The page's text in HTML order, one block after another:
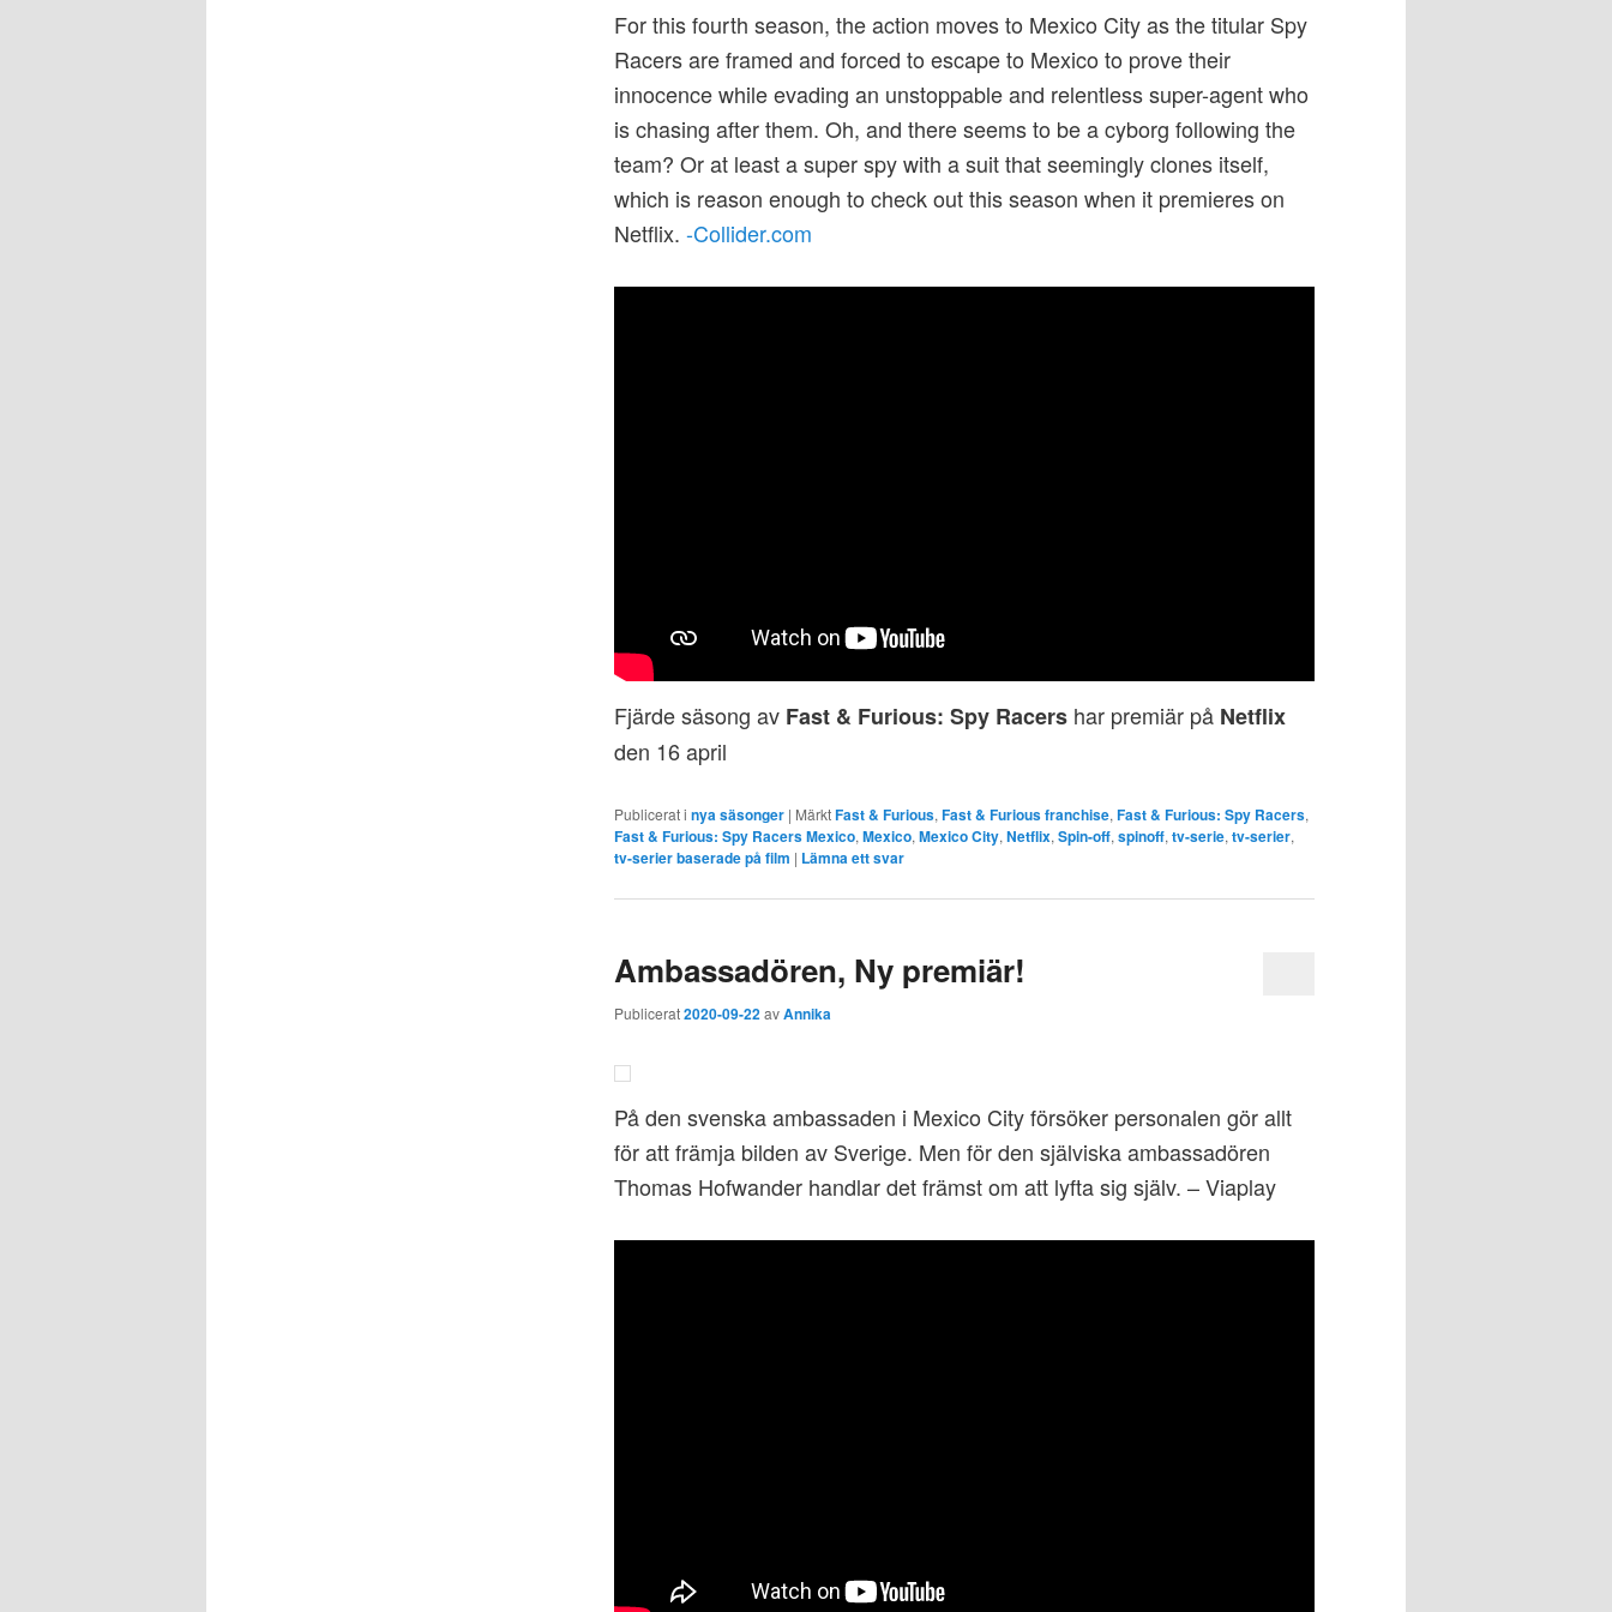
For this fourth season, the action moves to Mexico City as the titular Spy
Racers are framed and forced to escape to Mexico to prove their
innocence while evading an unstoppable and relentless super-agent who
is chasing after them. Oh, and there seems to be a cyborg following the
team? Or at least a super spy with a suit that seemingly clones itself,
which is reason enough to check out this season when it premieres on
Netflix. -Collider.com
Fjärde säsong av Fast & Furious: Spy Racers har premiär på Netflix
den 16 april
Publicerat i nya säsonger | MärktFast & Furious, Fast & Furious franchise, Fast & Furious: Spy Racers,
Fast & Furious: Spy Racers Mexico, Mexico, Mexico City, Netflix, Spin-off, spinoff, tv-serie, tv-serier,
tv-serier baserade på film | Lämna ett svar
Ambassadören, Ny premiär!
Publicerat2020-09-22avAnnika
På den svenska ambassaden i Mexico City försöker personalen gör allt
för att främja bilden av Sverige. Men för den själviska ambassadören
Thomas Hofwander handlar det främst om att lyfta sig själv. – Viaplay